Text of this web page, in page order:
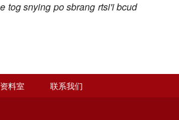
tog snying po sbrang rtsi'i bcud
料室 联系我们